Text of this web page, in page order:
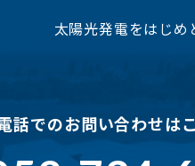
太陽光発電をはじめ
話でのお問い合わせは